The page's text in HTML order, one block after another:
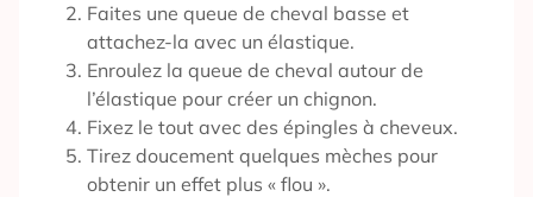
Faites une queue de cheval basse et
attachez-la avec un élastique.
Enroulez la queue de cheval autour de
l’élastique pour créer un chignon.
Fixez le tout avec des épingles à cheveux.
Tirez doucement quelques mèches pour
obtenir un effet plus « flou ».